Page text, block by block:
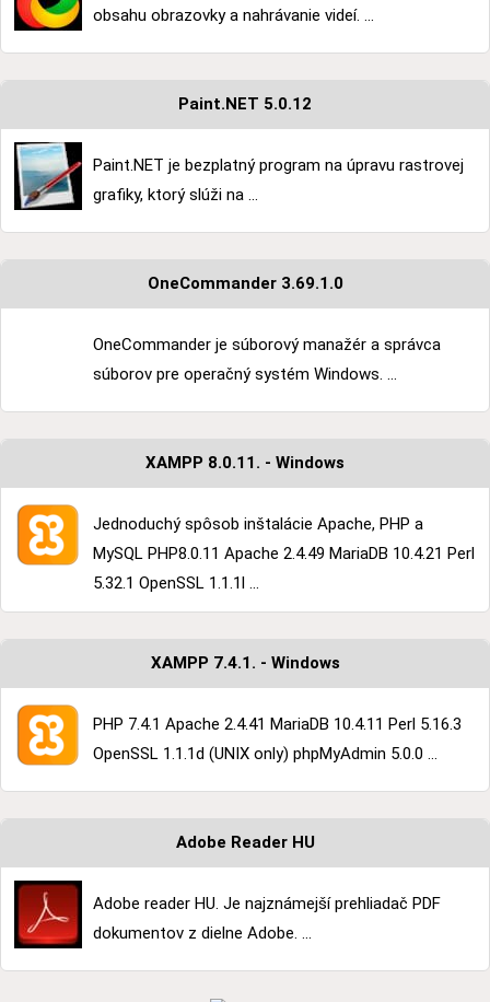
obsahu obrazovky a nahrávanie videí. ...
Paint.NET 5.0.12
Paint.NET je bezplatný program na úpravu rastrovej
grafiky, ktorý slúži na ...
OneCommander 3.69.1.0
OneCommander je súborový manažér a správca
súborov pre operačný systém Windows. ...
XAMPP 8.0.11. - Windows
Jednoduchý spôsob inštalácie Apache, PHP a
MySQL PHP8.0.11 Apache 2.4.49 MariaDB 10.4.21 Perl
5.32.1 OpenSSL 1.1.1l ...
XAMPP 7.4.1. - Windows
PHP 7.4.1 Apache 2.4.41 MariaDB 10.4.11 Perl 5.16.3
OpenSSL 1.1.1d (UNIX only) phpMyAdmin 5.0.0 ...
Adobe Reader HU
Adobe reader HU. Je najznámejší prehliadač PDF
dokumentov z dielne Adobe. ...